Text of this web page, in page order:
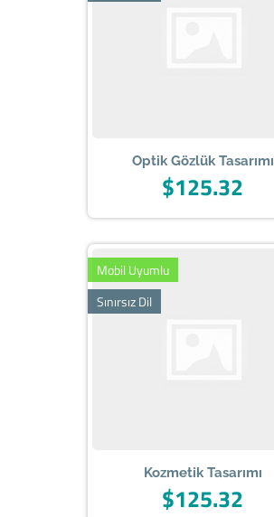
Optik Gözlük Tasarımı
$125.32
Mobil Uyumlu
Sınırsız Dil
Kozmetik Tasarımı
$125.32